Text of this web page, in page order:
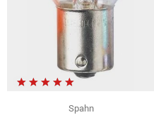
Spahn